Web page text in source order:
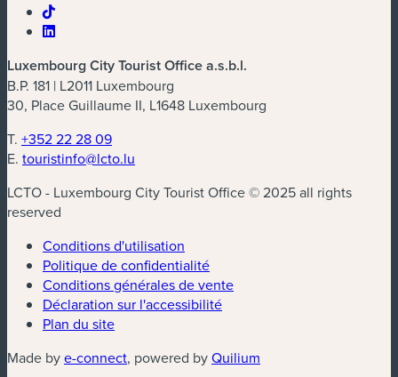
Luxembourg City Tourist Office a.s.b.l.
B.P. 181 | L2011 Luxembourg
30, Place Guillaume II, L1648 Luxembourg
T. +352 22 28 09
E. touristinfo@lcto.lu
LCTO - Luxembourg City Tourist Office © 2025 all rights
reserved
Conditions d'utilisation
Politique de confidentialité
Conditions générales de vente
Déclaration sur l'accessibilité
Plan du site
Made bye-connect(nouvelle fenêtre)
, powered byQuilium